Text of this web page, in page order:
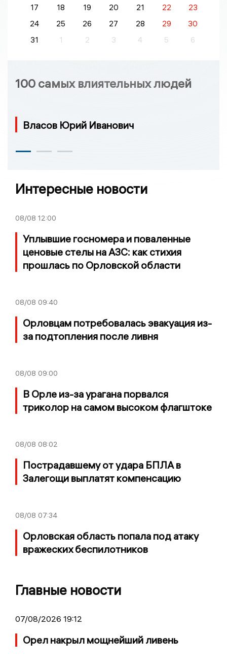
17
18 19 20 21 22
23
24
25 26 27 28 29
30
31
1 2 3 4 5 6
100 самых влиятельных людей
Власов Юрий Иванович
Интересные новости
08/08 12:00
Уплывшие госномера и поваленные
ценовые стелы на АЗС: как стихия
прошлась по Орловской области
08/08 09:40
Орловцам потребовалась эвакуация из-
за подтопления после ливня
08/08 09:00
В Орле из-за урагана порвался
триколор на самом высоком флагштоке
08/08 08:02
Пострадавшему от удара БПЛА в
Залегощи выплатят компенсацию
08/08 07:34
Орловская область попала под атаку
вражеских беспилотников
Главные новости
07/08/2026 19:12
Орел накрыл мощнейший ливень